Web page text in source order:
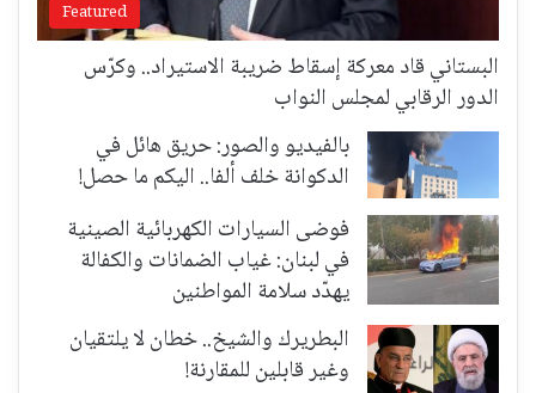
Featured
البستاني قاد معركة إسقاط ضريبة الاستيراد.. وكرّس
الدور الرقابي لمجلس النواب
بالفيديو والصور: حريق هائل في
الدكوانة خلف ألفا.. اليكم ما حصل!
فوضى السيارات الكهربائية الصينية
في لبنان: غياب الضمانات والكفالة
يهدّد سلامة المواطنين
البطريرك والشيخ.. خطان لا يلتقيان
وغير قابلين للمقارنة!